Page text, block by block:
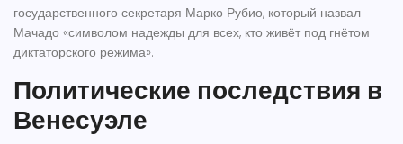
государственного секретаря Марко Рубио, который назвал
Мачадо «символом надежды для всех, кто живёт под гнётом
диктаторского режима».
Политические последствия в
Венесуэле